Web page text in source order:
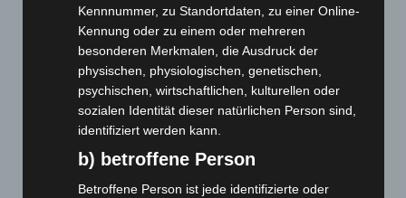
Cashback-Aktion
Händler werden
Home
Gemeinsam spenden
Jobs
Kontakt
Reklamation einreichen
Über uns
Kennnummer, zu Standortdaten, zu einer Online-
Kennung oder zu einem oder mehreren
besonderen Merkmalen, die Ausdruck der
physischen, physiologischen, genetischen,
psychischen, wirtschaftlichen, kulturellen oder
sozialen Identität dieser natürlichen Person sind,
identifiziert werden kann.
b) betroffene Person
Betroffene Person ist jede identifizierte oder